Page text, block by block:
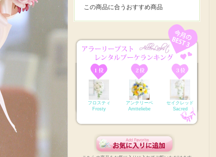
この商品に合うおすすめ商品
フロスティ
Frosty
アンテリーベ
Amtteliebe
セイクレッド
Sacred